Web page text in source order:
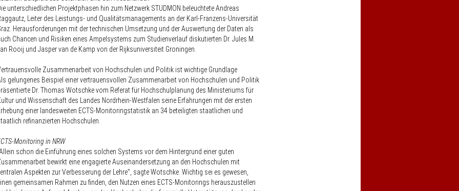
unterschiedlichen Projektphasen hin zum Netzwerk STUDMON beleuchtete Andreas
Leiter des Leistungs- und Qualitätsmanagements an der Karl-Franzens-Universität
Herausforderungen mit der technischen Umsetzung und der Auswertung der Daten als
Chancen und Risiken eines Ampelsystems zum Studienverlauf diskutierten Dr. Jules M.
Rooij und Jasper van de Kamp von der Rijksuniversiteit Groningen.
Zusammenarbeit von Hochschulen und Politik ist wichtige Grundlage
gelungenes Beispiel einer vertrauensvollen Zusammenarbeit von Hochschulen und Politik
Dr. Thomas Wotschke vom Referat für Hochschulplanung des Ministeriums für
und Wissenschaft des Landes Nordrhein-Westfalen seine Erfahrungen mit der ersten
einer landesweiten ECTS-Monitoringstatistik an 34 beteiligten staatlichen und
refinanzierten Hochschulen.
Monitoring in NRW
schon die Einführung eines solchen Systems vor dem Hintergrund einer guten
bewirkt eine engagierte Auseinandersetzung an den Hochschulen mit
Aspekten zur Verbesserung der Lehre", sagte Wotschke. Wichtig sei es gewesen,
gemeinsamen Rahmen zu finden, den Nutzen eines ECTS-Monitorings herauszustellen